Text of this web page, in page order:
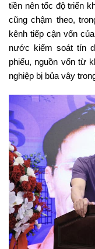
tiền nên tốc độ triển
cũng chậm theo,
kênh tiếp cận vốn
nước kiểm soát tín
phiếu, nguồn vốn từ
nghiệp bị bủa vây